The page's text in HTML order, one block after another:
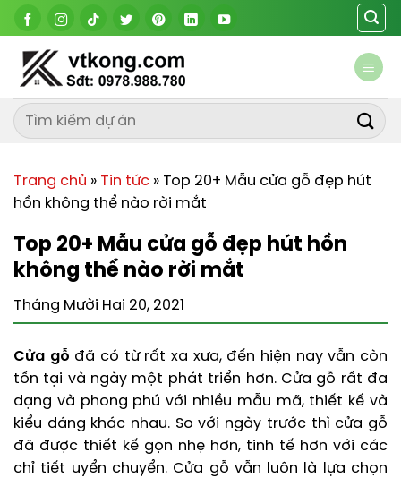
Chuyển
đến
dung
Trang chủ » Tin tức » Top 20+ Mẫu cửa gỗ đẹp hút
hồn không thể nào rời mắt
Top 20+ Mẫu cửa gỗ đẹp hút hồn
không thể nào rời mắt
Tháng Mười Hai 20, 2021
Cửa gỗ đã có từ rất xa xưa, đến hiện nay vẫn còn
tồn tại và ngày một phát triển hơn. Cửa gỗ rất đa
dạng và phong phú với nhiều mẫu mã, thiết kế và
kiểu dáng khác nhau. So với ngày trước thì cửa gỗ
đã được thiết kế gọn nhẹ hơn, tinh tế hơn với các
chỉ tiết uyển chuyển. Cửa gỗ vẫn luôn là lựa chọn